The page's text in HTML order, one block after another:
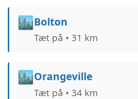
🏙️Bolton
Tæt på • 31 km
🏙️Orangeville
Tæt på • 34 km